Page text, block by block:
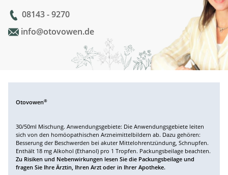
08143 - 9270
info@otovowen.de
Otovowen®
30/50ml Mischung. Anwendungsgebiete: Die Anwendungsgebiete leiten
sich von den homöopathischen Arzneimittelbildern ab. Dazu gehören:
Besserung der Beschwerden bei akuter Mittelohrentzündung, Schnupfen.
Enthält 18 mg Alkohol (Ethanol) pro 1 Tropfen. Packungsbeilage beachten.
Zu Risiken und Nebenwirkungen lesen Sie die Packungsbeilage und
fragen Sie Ihre Ärztin, Ihren Arzt oder in Ihrer Apotheke.